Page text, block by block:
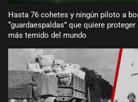
Hasta 76 cohetes y ningún piloto a
“guardaespaldas” que quiere
más temido del mundo